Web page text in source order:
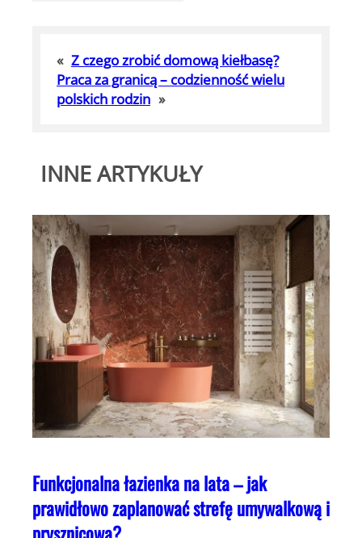
« Z czego zrobić domową kiełbasę?
Praca za granicą – codzienność wielu
polskich rodzin »
INNE ARTYKUŁY
Funkcjonalna łazienka na lata – jak
prawidłowo zaplanować strefę umywalkową i